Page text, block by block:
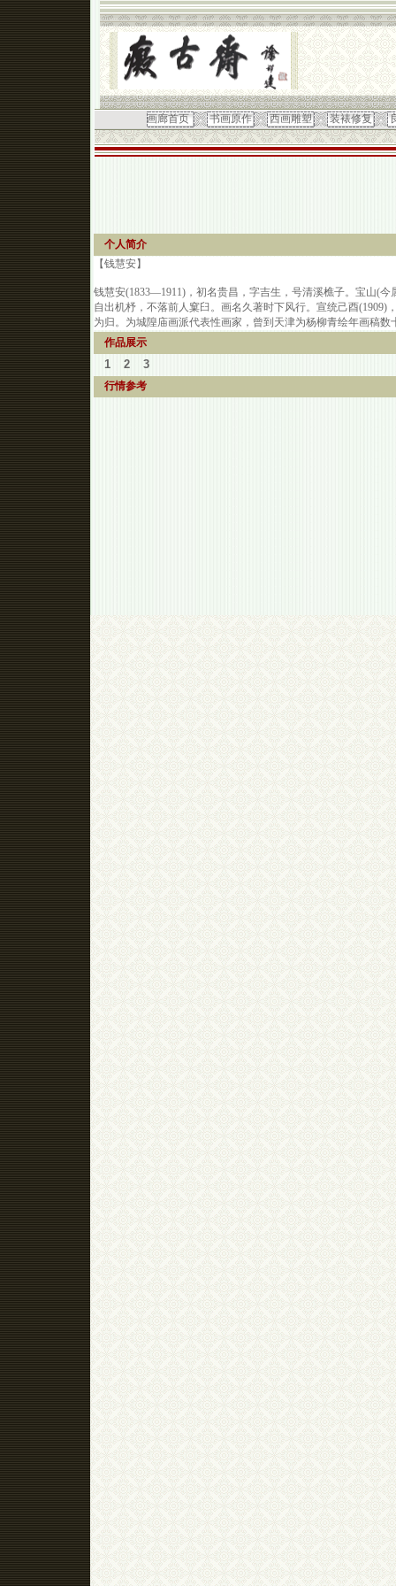
画廊首页 书画原作 西画雕塑 装裱修复
个人简介
【钱慧安】
钱慧安(1833—1911)，初名贵昌，字吉生，号清溪樵子。宝山(
自出机杼，不落前人窠臼。画名久著时下风行。宣统己酉
为归。为城隍庙画派代表性画家，曾到天津为杨柳青绘年画稿数
作品展示
1 2 3
行情参考